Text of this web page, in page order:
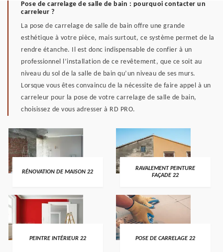
Pose de carrelage de salle de bain : pourquoi contacter un
carreleur ?
La pose de carrelage de salle de bain offre une grande
esthétique à votre pièce, mais surtout, ce système permet de la
rendre étanche. Il est donc indispensable de confier à un
professionnel l’installation de ce revêtement, que ce soit au
niveau du sol de la salle de bain qu’un niveau de ses murs.
Lorsque vous êtes convaincu de la nécessite de faire appel à un
carreleur pour la pose de votre carrelage de salle de bain,
choisissez de vous adresser à RD PRO.
RÉNOVATION DE MAISON 22
RAVALEMENT PEINTURE
FAÇADE 22
PEINTRE INTÉRIEUR 22 POSE DE CARRELAGE 22